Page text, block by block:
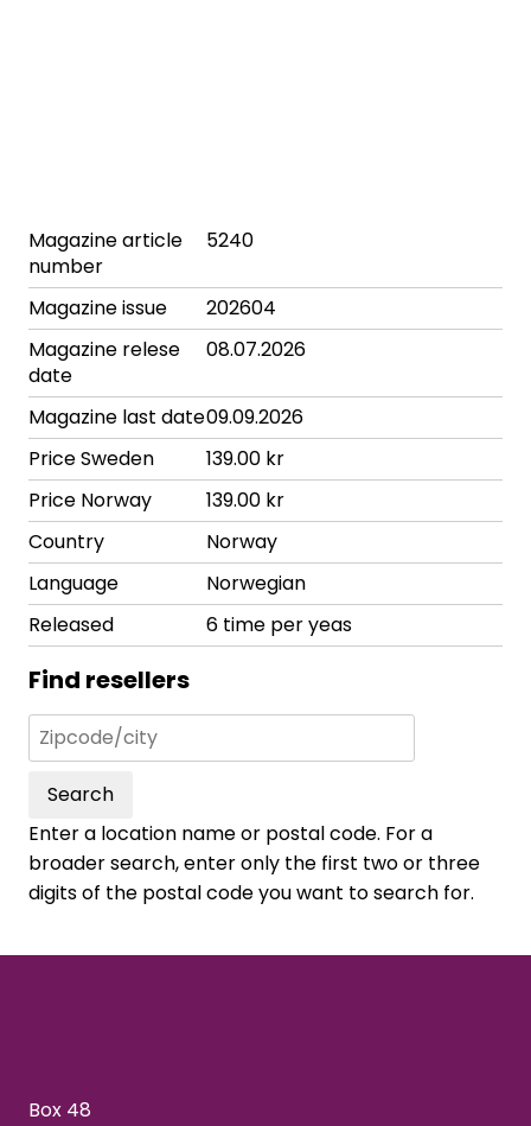
Magazine article
number
5240
Magazine issue
202604
Magazine relese
date
08.07.2026
Magazine last date09.09.2026
Price Sweden
139.00 kr
Price Norway
139.00 kr
Country
Norway
Language
Norwegian
Released
6 time per yeas
Find resellers
Search
Enter a location name or postal code. For a
broader search, enter only the first two or three
digits of the postal code you want to search for.
Box 48